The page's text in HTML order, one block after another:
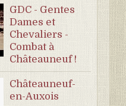
GDC - Gentes
Dames et
Chevaliers -
Combat à
Châteauneuf !
Châteauneuf-
en-Auxois